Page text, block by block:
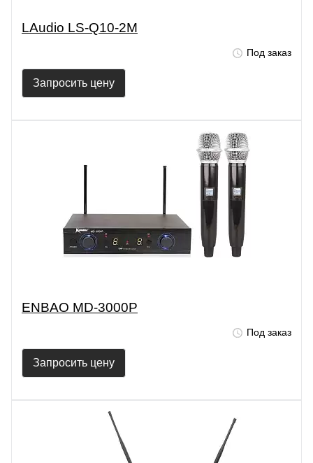
LAudio LS-Q10-2M
Под заказ
Запросить цену
ENBAO MD-3000P
Под заказ
Запросить цену